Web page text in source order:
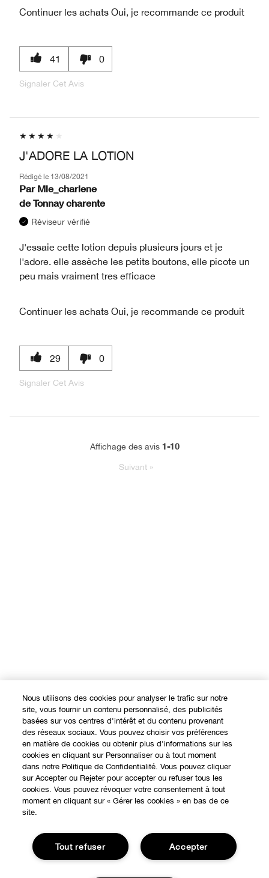
Continuer les achats Oui, je recommande ce produit
41 0
Signaler Cet Avis
J'ADORE LA LOTION
Rédigé le 13/08/2021
Par Mle_charlene
de Tonnay charente
Réviseur vérifié
J'essaie cette lotion depuis plusieurs jours et je
l'adore. elle assèche les petits boutons, elle picote un
peu mais vraiment tres efficace
Continuer les achats Oui, je recommande ce produit
29 0
Signaler Cet Avis
Affichage des avis 1-10
Suivant »
Offres Spéciales
À PROPOS
Nous utilisons des cookies pour analyser le trafic sur notre
site, vous fournir un contenu personnalisé, des publicités
basées sur vos centres d'intérêt et du contenu provenant
des réseaux sociaux. Vous pouvez choisir vos préférences
en matière de cookies ou obtenir plus d'informations sur les
cookies en cliquant sur Personnaliser ou à tout moment
dans notre Politique de Confidentialité. Vous pouvez cliquer
sur Accepter ou Rejeter pour accepter ou refuser tous les
cookies. Vous pouvez révoquer votre consentement à tout
moment en cliquant sur « Gérer les cookies » en bas de ce
site.
Accepter
Tout refuser